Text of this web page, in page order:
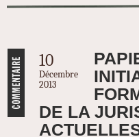
10
Décembre
2013
DE LA